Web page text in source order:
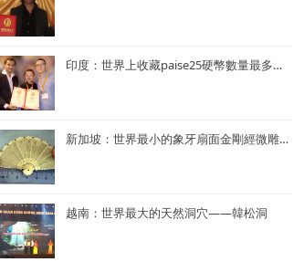
印度：世界上收藏paise25硬幣數量最多的人—— Mr. Rahul G. Keshwani
新加坡：世界最小的象牙扇面金剛經微雕——董重慶收藏的象牙扇面金剛經微雕
越南：世界最大的天然洞穴——韓松洞